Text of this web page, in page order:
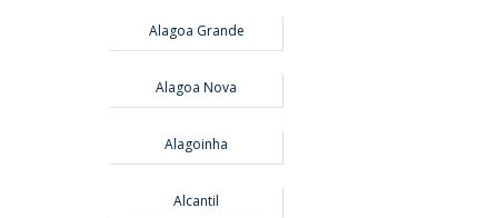
Alagoa Grande
Alagoa Nova
Alagoinha
Alcantil